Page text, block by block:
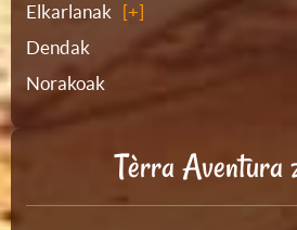
Elkarlanak
Dendak
Norakoak
Tèrra Aventura